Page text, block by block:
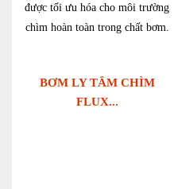
được tối ưu hóa cho môi trường
chìm hoàn toàn trong chất bơm.
BƠM LY TÂM CHÌM
FLUX...